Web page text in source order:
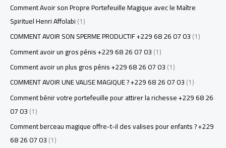
Comment Avoir son Propre Portefeuille Magique avec le Maître
Spirituel Henri Affolabi(1)
COMMENT AVOIR SON SPERME PRODUCTIF +229 68 26 07 03(1)
Comment avoir un gros pénis +229 68 26 07 03(1)
Comment avoir un plus gros pénis +229 68 26 07 03(1)
COMMENT AVOIR UNE VALISE MAGIQUE ? +229 68 26 07 03(1)
Comment bénir votre portefeuille pour attirer la richesse +229 68 26
07 03(1)
Comment berceau magique offre-t-il des valises pour enfants ? +229
68 26 07 03(1)